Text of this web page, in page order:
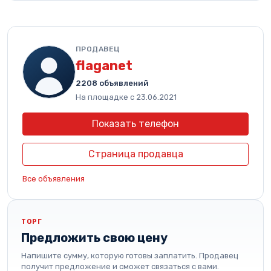
ПРОДАВЕЦ
flaganet
2208 объявлений
На площадке с 23.06.2021
Показать телефон
Страница продавца
Все объявления
ТОРГ
Предложить свою цену
Напишите сумму, которую готовы заплатить. Продавец
получит предложение и сможет связаться с вами.